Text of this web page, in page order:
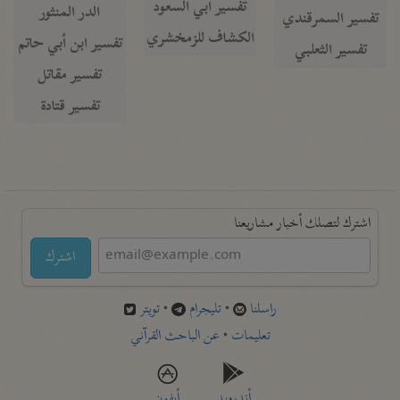
تفسير السمرقندي
تفسير الثعلبي
تفسير أبي السعود
الكشاف للزمخشري
الدر المنثور
تفسير ابن أبي حاتم
تفسير مقاتل
تفسير قتادة
اشترك لتصلك أخبار مشاريعنا
اشترك
راسلنا •تليجرام •تويتر
تعليمات •عن الباحث القرآني